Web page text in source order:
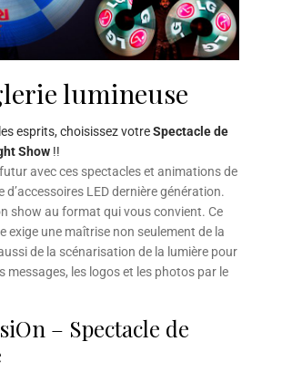
lumineuse
esprits, choisissez votreSpectacle de
Show!!
avec ces spectacles et animations de
d’accessoires LED dernière génération.
show au format qui vous convient. Ce
exige une maîtrise non seulement de la
de la scénarisation de la lumière pour
messages, les logos et les photos par le
– Spectacle de